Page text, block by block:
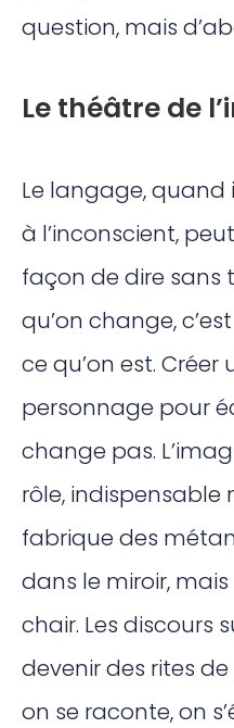
question, mais
Le théâtre de
Le langage, quand
à l’inconscient,
façon de dire sans
qu’on change,
ce qu’on est. Créer
personnage pour
change pas.
rôle, indispensable
fabrique des
dans le miroir,
chair. Les discours
devenir des rites
on se raconte, on